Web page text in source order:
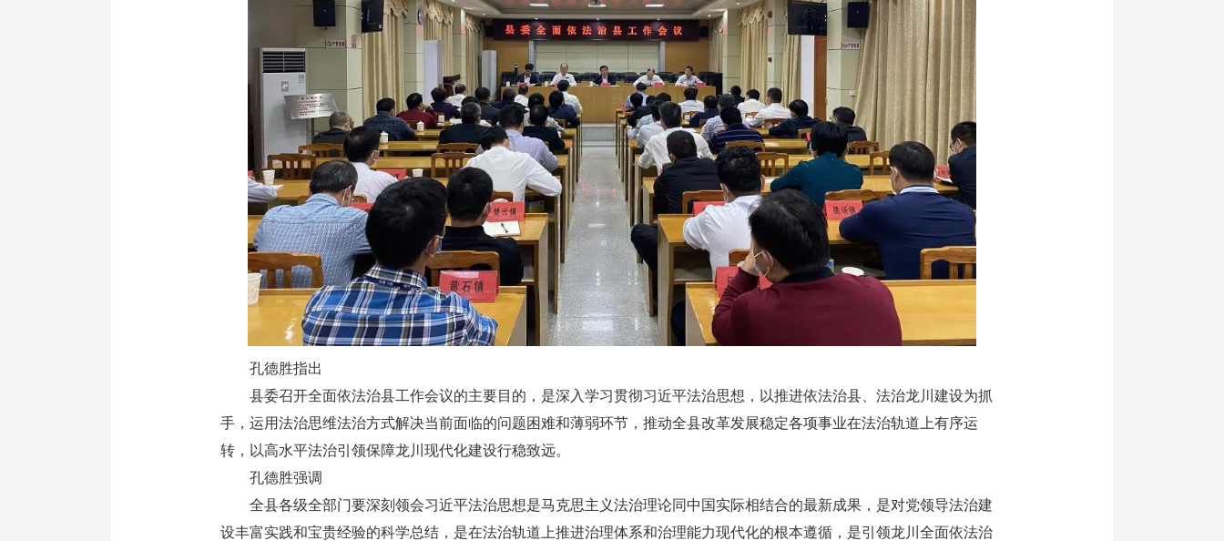
孔德胜指出
县委召开全面依法治县工作会议的主要目的，是深入学习贯彻习近平法治思想，以推进依法治县、法治龙川建设为抓
手，运用法治思维法治方式解决当前面临的问题困难和薄弱环节，推动全县改革发展稳定各项事业在法治轨道上有序运
转，以高水平法治引领保障龙川现代化建设行稳致远。
孔德胜强调
全县各级全部门要深刻领会习近平法治思想是马克思主义法治理论同中国实际相结合的最新成果，是对党领导法治建
设丰富实践和宝贵经验的科学总结，是在法治轨道上推进治理体系和治理能力现代化的根本遵循，是引领龙川全面依法治